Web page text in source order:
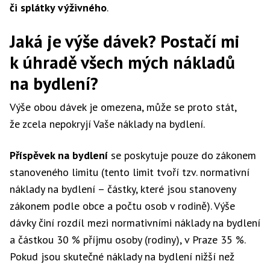
či splátky výživného.
Jaká je výše dávek? Postačí mi
k úhradě všech mých nákladů
na bydlení?
Výše obou dávek je omezena, může se proto stát,
že zcela nepokryjí Vaše náklady na bydlení.
Příspěvek na bydlení se poskytuje pouze do zákonem
stanoveného limitu (tento limit tvoří tzv. normativní
náklady na bydlení – částky, které jsou stanoveny
zákonem podle obce a počtu osob v rodině). Výše
dávky činí rozdíl mezi normativními náklady na bydlení
a částkou 30 % příjmu osoby (rodiny), v Praze 35 %.
Pokud jsou skutečné náklady na bydlení nižší než